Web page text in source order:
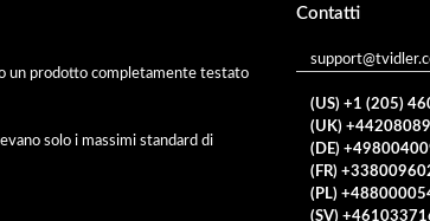
un prodotto completamente testato
solo i massimi standard di
Contatti
(US) +1 (205)
(UK)
(DE)
(FR)
(PL)
(SV)